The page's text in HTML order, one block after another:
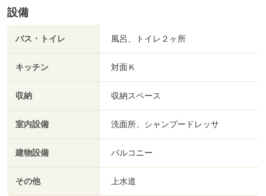
設備
バス・トイレ 風呂、トイレ２ヶ所
キッチン 対面Ｋ
収納 収納スペース
室内設備 洗面所、シャンプードレッサ
建物設備 バルコニー
その他 上水道